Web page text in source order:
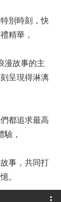
別時刻，快
精華，
漫故事的主
呈現得淋漓
都追求最高
，
事，共同打
。